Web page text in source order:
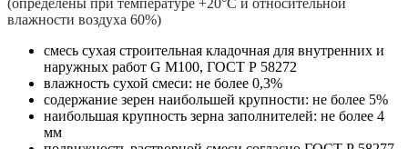
влажности воздуха 60%)
смесь сухая строительная кладочная для внутренних и
наружных работ G М100, ГОСТ Р 58272
влажность сухой смеси: не более 0,3%
содержание зерен наибольшей крупности: не более 5%
наибольшая крупность зерна заполнителей: не более 4
мм